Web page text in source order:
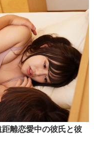
離恋愛中の彼氏と彼